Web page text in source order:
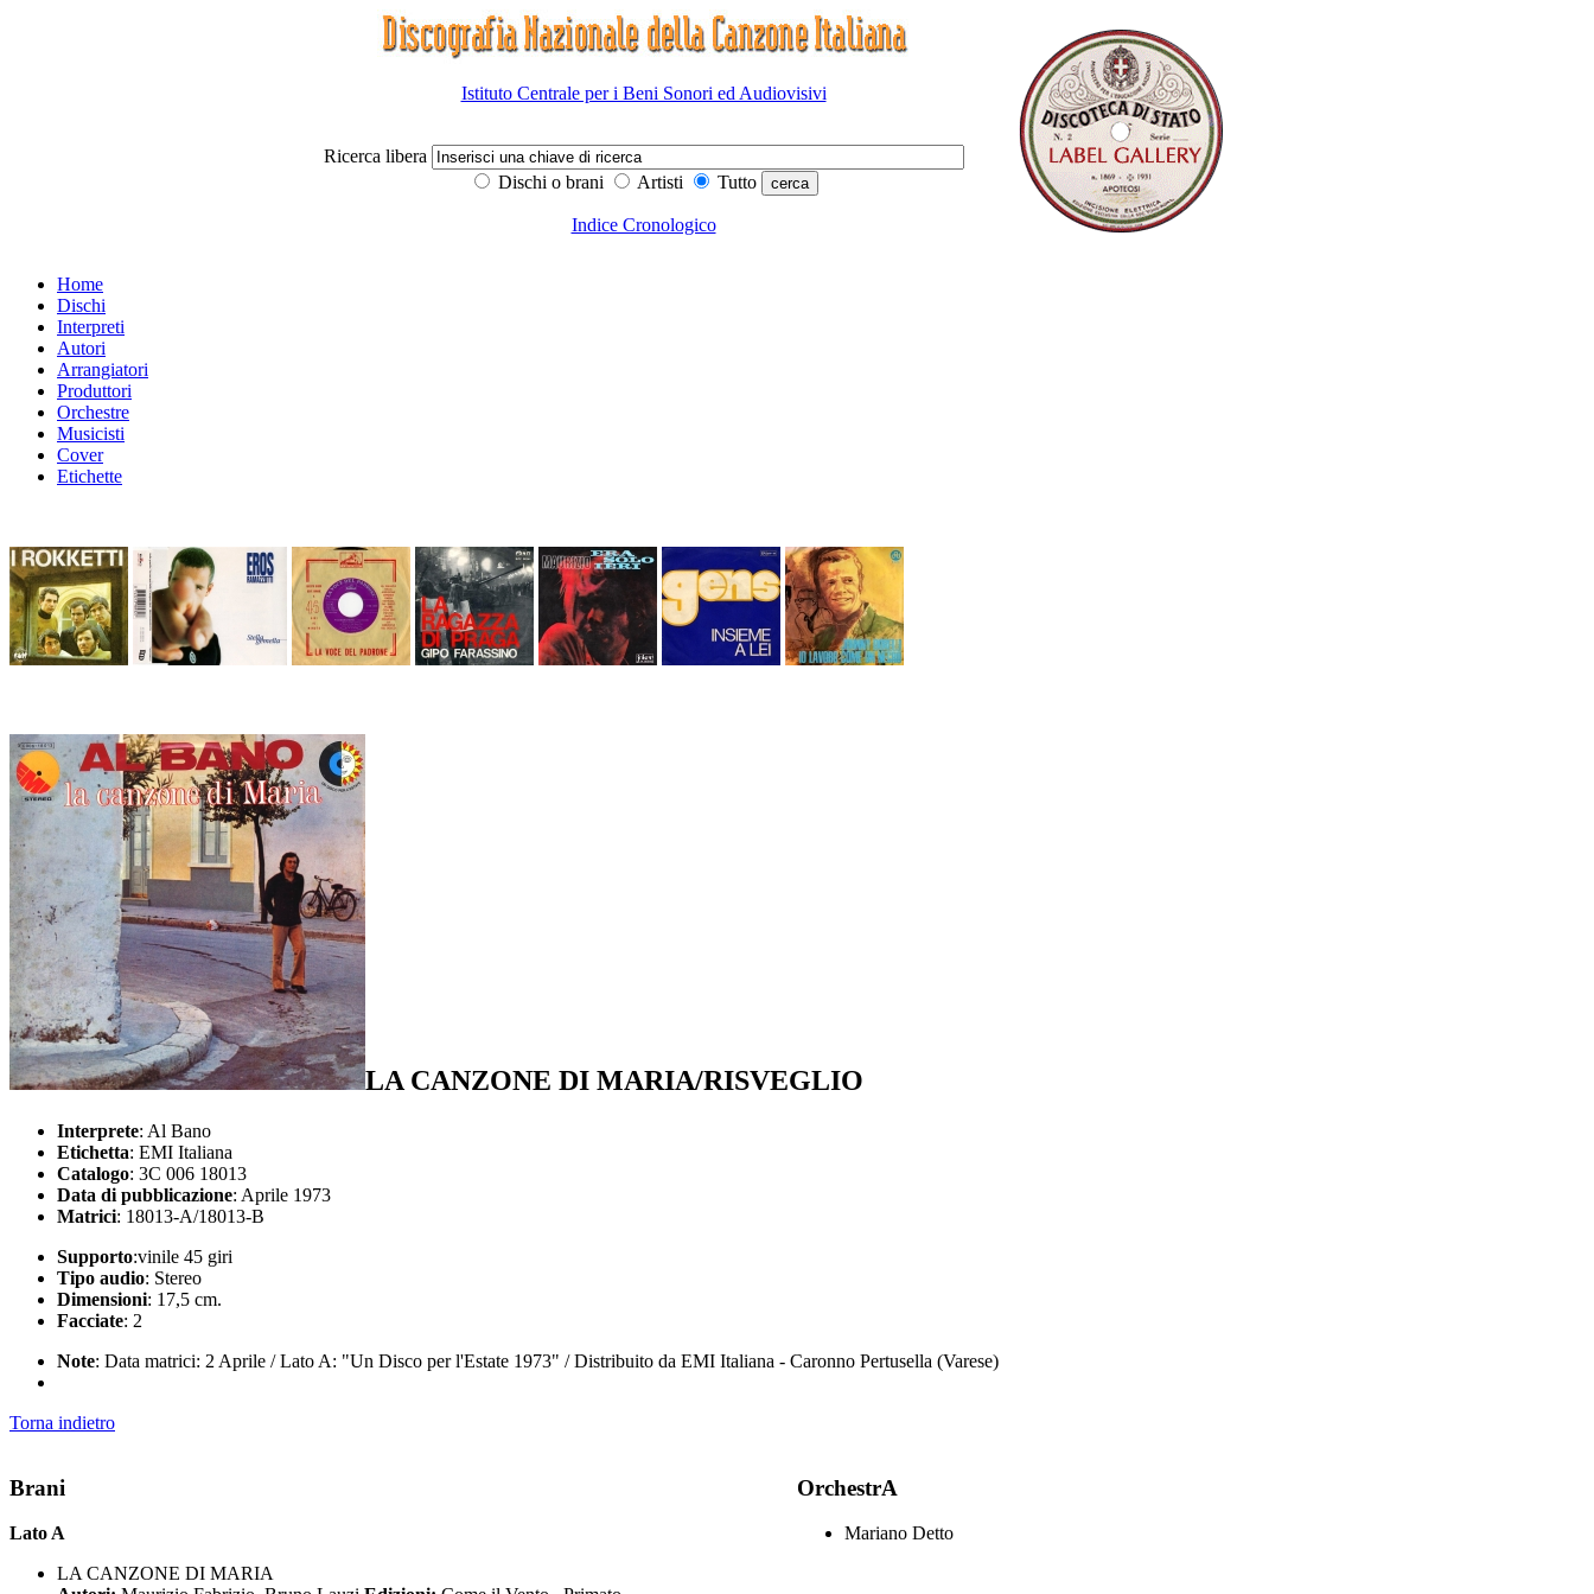
Istituto Centrale per i Beni Sonori ed Audiovisivi
Ricerca libera
Dischi o brani
Artisti Tutto
Indice Cronologico
Home
Dischi
Interpreti
Autori
Arrangiatori
Produttori
Orchestre
Musicisti
Cover
Etichette
LA CANZONE DI MARIA/RISVEGLIO
Interprete: Al Bano
Etichetta: EMI Italiana
Catalogo: 3C 006 18013
Data di pubblicazione: Aprile 1973
Matrici: 18013-A/18013-B
Supporto:vinile 45 giri
Tipo audio: Stereo
Dimensioni: 17,5 cm.
Facciate: 2
Note: Data matrici: 2 Aprile / Lato A: "Un Disco per l'Estate 1973" / Distribuito da EMI Italiana - Caronno Pertusella (Varese)
Torna indietro
Brani
Lato A
LA CANZONE DI MARIA
OrchestrA
Mariano Detto